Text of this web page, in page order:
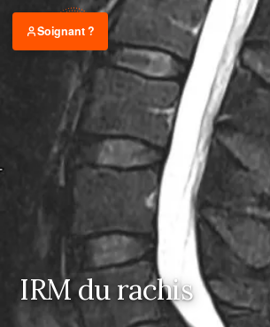
IRM du rachis
Soignant ?